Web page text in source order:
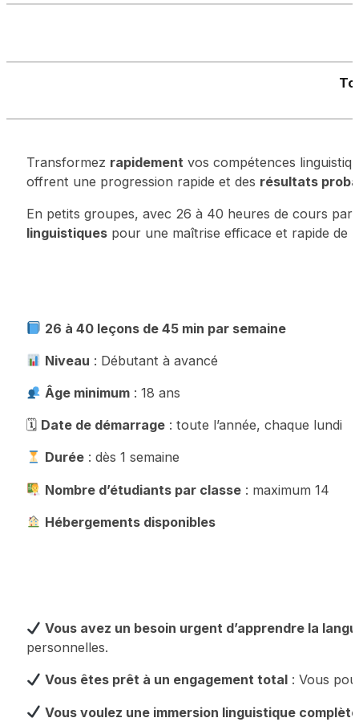
Transformez rapidement vos compétences
offrent une progression rapide et des résultats
En petits groupes, avec 26 à 40 heures de cours par
linguistiquespour une maîtrise efficace et rapide de
26 à 40 leçons de 45 min par semaine
Niveau : Débutant à avancé
Âge minimum: 18 ans
🗓 Date de démarrage: toute l’année, chaque lundi
Durée: dès 1 semaine
Nombre d’étudiants par classe: maximum 14
Hébergements disponibles
Vous avez un besoin urgent d’apprendre la
personnelles.
Vous êtes prêt à un engagement total: Vous
Vous voulez une immersion linguistique complète